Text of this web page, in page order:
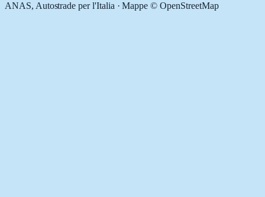
ANAS, Autostrade per l'Italia · Mappe © OpenStreetMap